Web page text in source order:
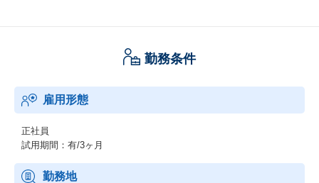
勤務条件
雇用形態
正社員
試用期間：有/3ヶ月
勤務地